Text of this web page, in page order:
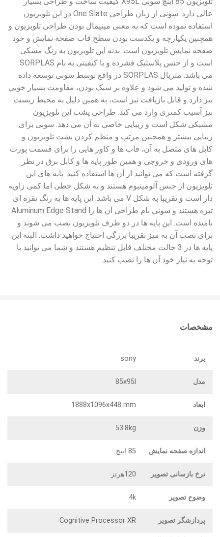
عالی دارد. سونی از زبان طراحی One Slate در این تلویزیون
استفاده نموده است که به معنی مینیمال بودن طراحی تلویزیون و
همچنین یکپارچه و یکدست بودن سطح قاب صفحه نمایش و خود
صفحه نمایش تلویزیون است. بدنه این تلویزیون به رنگ مشکی
است و از جنس پلاستیک فشرده و با کیفیتی به نام SORPLAS
می باشد. متریال SORPLAS در واقع توسط سونی توسعه داده
شده و تولید می شود و علاوه بر سبک بودن، مقاومت بسیار خوبی
نیز دارد و قابل بازیافت نیز است، به همین دلیل به محیط زیست
نیز آسیب کمتری وارد می کند. طراحی پشت این تلویزیون
مشبکی شکل است و زیبایی خاصی به آن می دهد. سونی برای
زیبایی بیشتر و همچنین مرتب و منظم کردن پشت تلویزیون و
کابل های متصل به آن، قاب ها و کاور هایی را برای قسمت پورت
های ورودی و خروجی و همین طور پایه ها و کابل برق در نظر
گرفته است که می توانید از آن ها استفاده کنید. پایه های این
تلویزیون از جنس آلومینیوم هستند و به شکل خطی اما کمی زاویه
دار است و تقریبا به شکل V می باشد. این پایه ها به رنگ نقره ای
تیره هستند و سونی نام طراحی آن ها را Aluminum Edge Stand
نامیده است. این پایه ها در دو طرف تلویزیون نصب می شوند و
برای نصب آن به میز تقریبا بزرگی احتیاج خواهید داشت. البته این
پایه ها در 3 حالت مختلف قابل تنظیم هستند و شما می توانید با
توجه به نیاز خود آن ها را نصب کنید.
مشخصات
برند sony
مدل 85x95l
ابعاد 1888x1096x448 mm
وزن 53.8kg
اندازه صفحه نمایش 85 اینچ
نرخ بازسانی تصویر 120هرتز
وضوح تصویر 4k
پردازشگر تصویر Cognitive Processor XR